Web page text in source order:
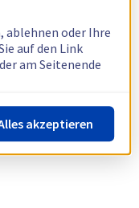
ablehnen oder Ihre
auf den Link
am Seitenende
unsererRichtlinie
akzeptieren